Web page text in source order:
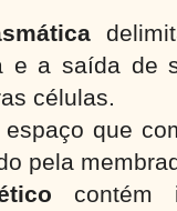
e a saída de
células.
que
pela
contém